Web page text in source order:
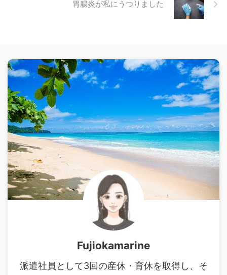
胃腸炎が私にうつりました
Fujiokamarine
派遣社員として3回の産休・育休を取得し、そ